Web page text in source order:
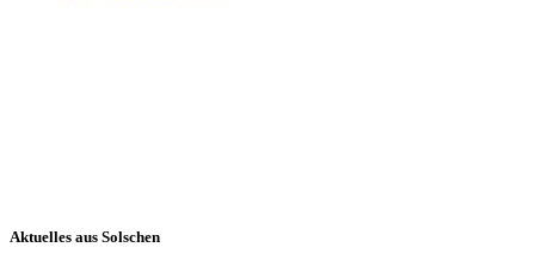
Aktuelles aus Solschen